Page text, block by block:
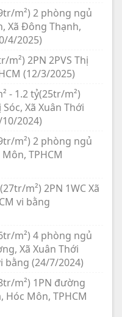
m²) 2 phòng ngủ
Xã Đông Thạnh,
4/2025)
m²) 2PN 2PVS Thị
(12/3/2025)
- 1.2 tỷ(25tr/m²)
Xã Xuân Thới
2024)
m²) 2 phòng ngủ
TPHCM
m²) 2PN 1WC Xã
vi bằng
m²) 4 phòng ngủ
Xã Xuân Thới
bằng (24/7/2024)
m²) 1PN đường
Hóc Môn, TPHCM